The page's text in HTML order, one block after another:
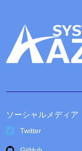
ソーシャルメディア
Twitter